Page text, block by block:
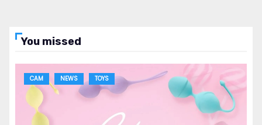
You missed
CAM NEWS TOYS